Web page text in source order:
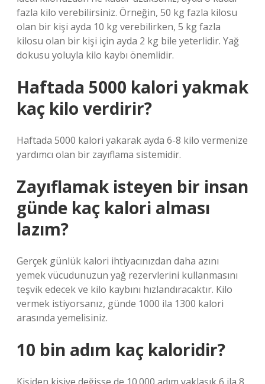
fazla kilo verebilirsiniz. Örneğin, 50 kg fazla kilosu
olan bir kişi ayda 10 kg verebilirken, 5 kg fazla
kilosu olan bir kişi için ayda 2 kg bile yeterlidir. Yağ
dokusu yoluyla kilo kaybı önemlidir.
Haftada 5000 kalori yakmak
kaç kilo verdirir?
Haftada 5000 kalori yakarak ayda 6-8 kilo vermenize
yardımcı olan bir zayıflama sistemidir.
Zayıflamak isteyen bir insan
günde kaç kalori alması
lazım?
Gerçek günlük kalori ihtiyacınızdan daha azını
yemek vücudunuzun yağ rezervlerini kullanmasını
teşvik edecek ve kilo kaybını hızlandıracaktır. Kilo
vermek istiyorsanız, günde 1000 ila 1300 kalori
arasında yemelisiniz.
10 bin adım kaç kaloridir?